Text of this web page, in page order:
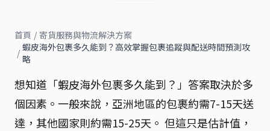
首頁 / 寄貨服務與物流解決方案
/ 蝦皮海外包裹多久能到？高效掌握包裹追蹤與配送時間預測攻
略
想知道「蝦皮海外包裹多久能到？」答案取決於多
個因素。一般來說，亞洲地區的包裹約需7-15天送
達，其他國家則約需15-25天。 但這只是估計值，